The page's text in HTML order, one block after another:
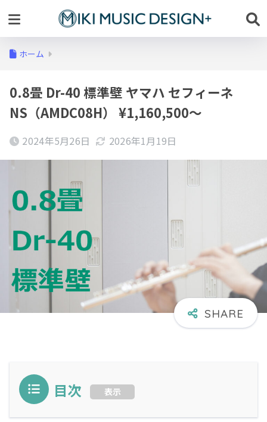
ホーム
0.8畳 Dr-40 標準壁 ヤマハ セフィーネ
NS（AMDC08H） ¥1,160,500～
2024年5月26日 2026年1月19日
目次 表示